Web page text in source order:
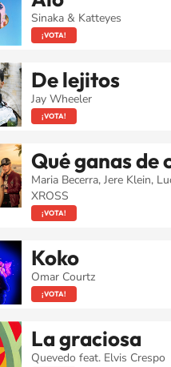
Sinaka & Katteyes
¡VOTA!
De lejitos
Jay Wheeler
¡VOTA!
Qué ganas de
Maria Becerra, Jere Klein,
XROSS
¡VOTA!
Koko
Omar Courtz
¡VOTA!
La graciosa
Quevedo feat. Elvis Crespo